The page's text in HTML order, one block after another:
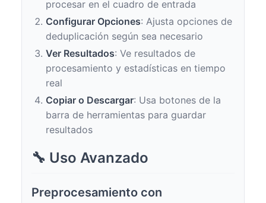
procesar en el cuadro de entrada
Configurar Opciones: Ajusta opciones de
deduplicación según sea necesario
Ver Resultados: Ve resultados de
procesamiento y estadísticas en tiempo
real
Copiar o Descargar: Usa botones de la
barra de herramientas para guardar
resultados
🔧 Uso Avanzado
Preprocesamiento con